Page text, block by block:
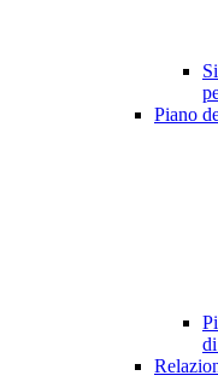
Piano